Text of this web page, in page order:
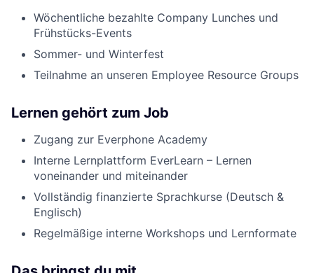
Wöchentliche bezahlte Company Lunches und
Frühstücks-Events
Sommer- und Winterfest
Teilnahme an unseren Employee Resource Groups
Lernen gehört zum Job
Zugang zur Everphone Academy
Interne Lernplattform EverLearn – Lernen
voneinander und miteinander
Vollständig finanzierte Sprachkurse (Deutsch &
Englisch)
Regelmäßige interne Workshops und Lernformate